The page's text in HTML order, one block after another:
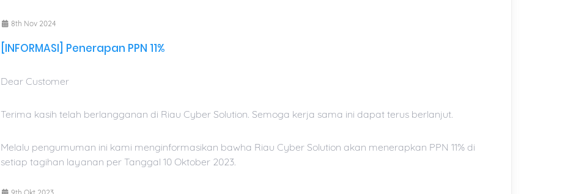
8th Nov 2024
[INFORMASI] Penerapan PPN 11%
Dear Customer
Terima kasih telah berlangganan di Riau Cyber Solution. Semoga kerja sama ini dapat terus berlanjut.
Melalu pengumuman ini kami menginformasikan bawha Riau Cyber Solution akan menerapkan PPN 11% di
setiap tagihan layanan per Tanggal 10 Oktober 2023.